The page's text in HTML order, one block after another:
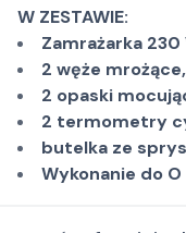
W ZESTAWIE:
Zamrażarka 230
2 węże
2 opaski
2 termometry
butelka ze
Wykonanie do O